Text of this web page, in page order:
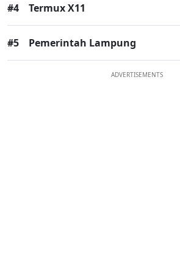
#4 Termux X11
#5 Pemerintah Lampung
ADVERTISEMENTS